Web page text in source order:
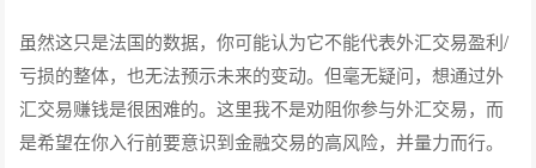
虽然这只是法国的数据，你可能认为它不能代表外汇交易盈利/
亏损的整体，也无法预示未来的变动。但毫无疑问，想通过外
汇交易赚钱是很困难的。这里我不是劝阻你参与外汇交易，而
是希望在你入行前要意识到金融交易的高风险，并量力而行。